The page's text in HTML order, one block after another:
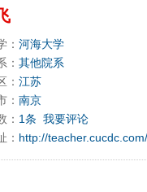
： 河海大学
： 其他院系
： 江苏
： 南京
： 1条 我要评论
： http://